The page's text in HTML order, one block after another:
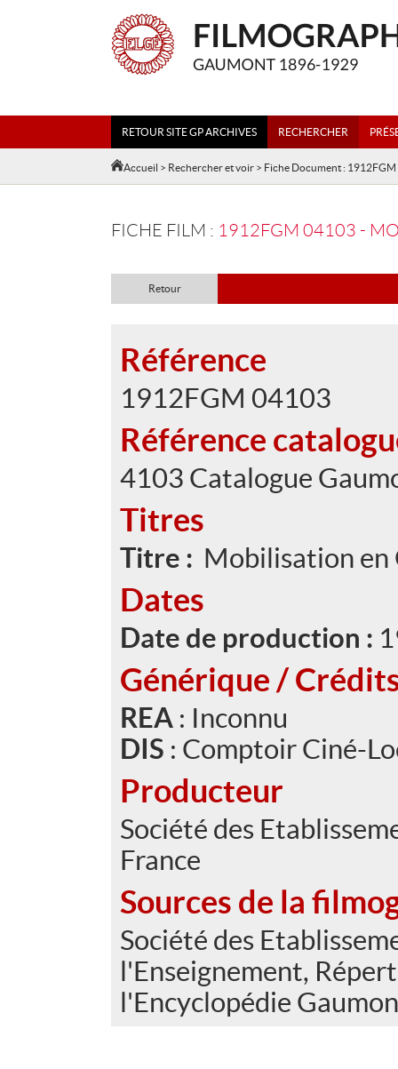
RETOUR SITE GP ARCHIVES RECHERCHER
Accueil > Rechercher et voir > Fiche Document :
FICHE FILM : 1912FGM 04103 -
Retour
Référence
1912FGM 04103
Référence
4103 Catalogue
Titres
Titre : Mobilisation en
Dates
Date de production :
Générique /
REA : Inconnu
DIS : Comptoir Ciné-
Producteur
Société des
France
Sources de la
Société des
l'Enseignement,
l'Encyclopédie